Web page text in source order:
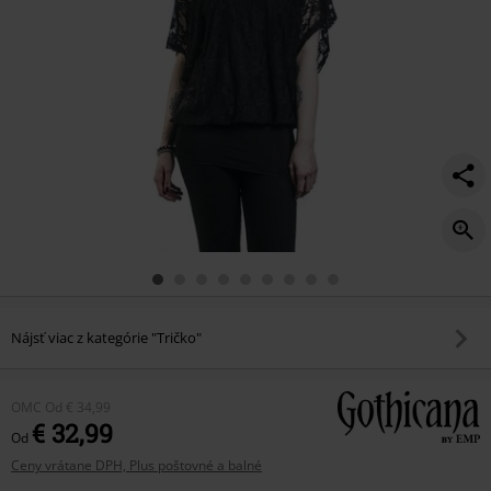
Nájsť viac z kategórie "Tričko"
OMC Od € 34,99
Od € 32,99
Ceny vrátane DPH, Plus poštovné a balné